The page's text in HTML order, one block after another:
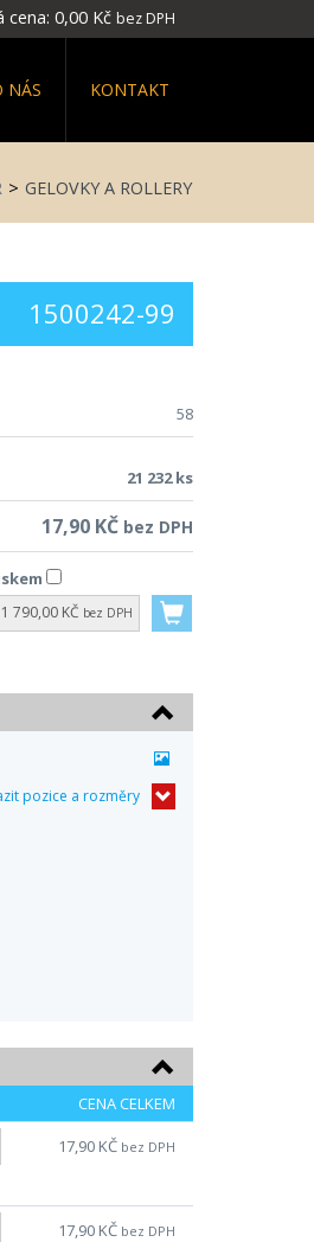
cena: 0,00 Kč bez DPH
NÁS KONTAKT
> GELOVKY A ROLLERY
1500242-99
58
21 232 ks
17,90 KČ bez DPH
790,00 KČ bez DPH
pozice a rozměry
CENA CELKEM
17,90 KČ bez DPH
17,90 KČ bez DPH